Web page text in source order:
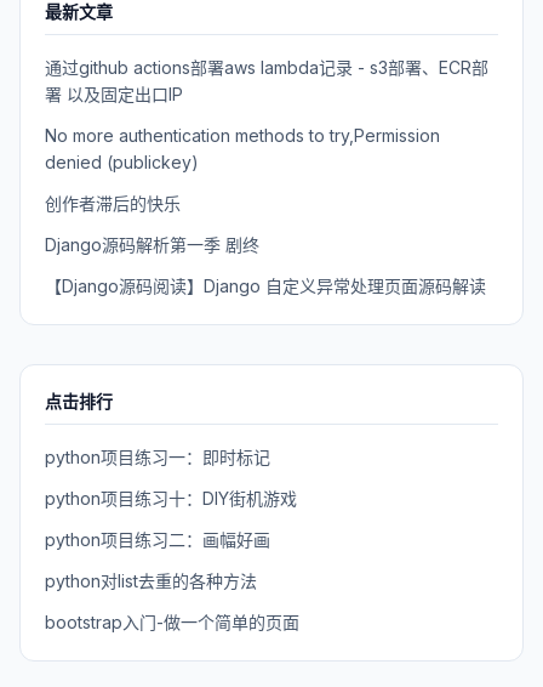
最新文章
通过github actions部署aws lambda记录 - s3部署、ECR部
署 以及固定出口IP
No more authentication methods to try,Permission
denied (publickey)
创作者滞后的快乐
Django源码解析第一季 剧终
【Django源码阅读】Django 自定义异常处理页面源码解读
点击排行
python项目练习一：即时标记
python项目练习十：DIY街机游戏
python项目练习二：画幅好画
python对list去重的各种方法
bootstrap入门-做一个简单的页面